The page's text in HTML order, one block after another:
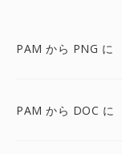
PAM から PNG に
PAM から DOC に